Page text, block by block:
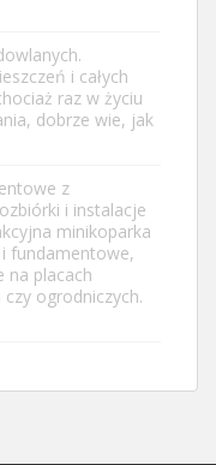
i całych
raz w życiu
dobrze wie, jak
z
i instalacje
minikoparka
fundamentowe,
na placach
ogrodniczych.